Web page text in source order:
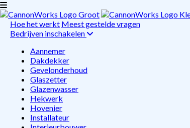
Hoe het werkt Meest gestelde vragen
Bedrijven inschakelen
Aannemer
Dakdekker
Gevelonderhoud
Glaszetter
Glazenwasser
Hekwerk
Hovenier
Installateur